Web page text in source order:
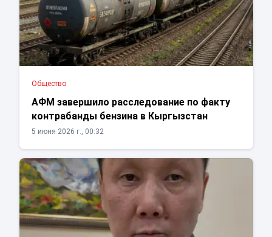
Общество
АФМ завершило расследование по факту
контрабанды бензина в Кыргызстан
5 июня 2026 г., 00:32